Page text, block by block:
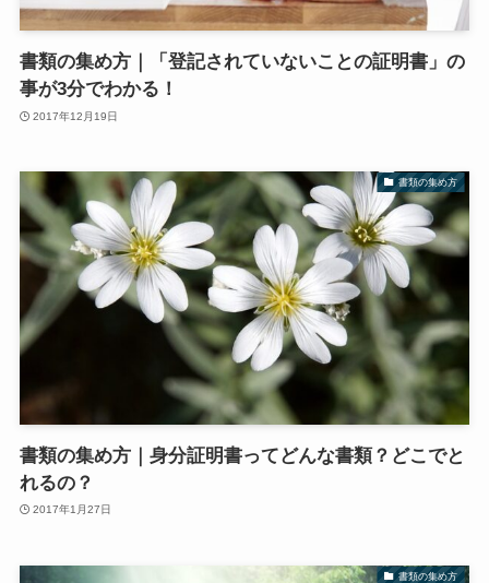
書類の集め方｜「登記されていないことの証明書」の
事が3分でわかる！
2017年12月19日
書類の集め方
書類の集め方｜身分証明書ってどんな書類？どこでと
れるの？
2017年1月27日
書類の集め方